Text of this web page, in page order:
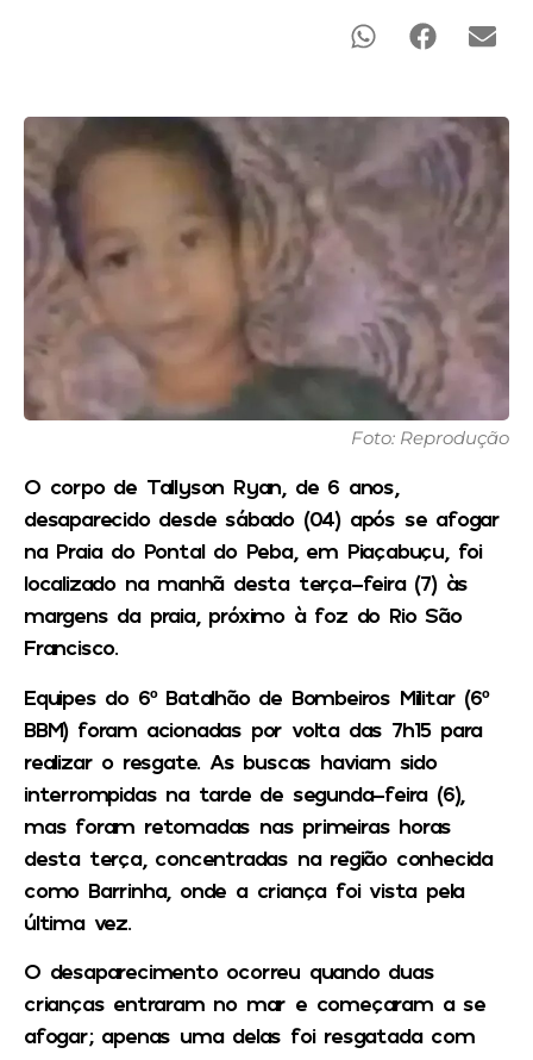
Foto: Reprodução
O corpo de Tallyson Ryan, de 6 anos,
desaparecido desde sábado (04) após se afogar
na Praia do Pontal do Peba, em Piaçabuçu, foi
localizado na manhã desta terça-feira (7) às
margens da praia, próximo à foz do Rio São
Francisco.
Equipes do 6º Batalhão de Bombeiros Militar (6º
BBM) foram acionadas por volta das 7h15 para
realizar o resgate. As buscas haviam sido
interrompidas na tarde de segunda-feira (6),
mas foram retomadas nas primeiras horas
desta terça, concentradas na região conhecida
como Barrinha, onde a criança foi vista pela
última vez.
O desaparecimento ocorreu quando duas
crianças entraram no mar e começaram a se
afogar; apenas uma delas foi resgatada com